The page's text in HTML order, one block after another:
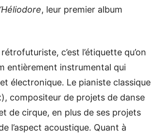
, leur premier album
c’est l’étiquette qu’on
entièrement instrumental qui
électronique. Le pianiste classique
compositeur de projets de danse
de cirque, en plus de ses projets
l’aspect acoustique. Quant à